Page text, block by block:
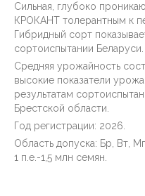
Сильная, глубоко
КРОКАНТ толерантным к
Гибридный сорт
сортоиспытании Беларуси.
Средняя урожайность
высокие показатели
результатам
Брестской области.
Год регистрации: 2026.
Область допуска: Бр, Вт,
1 п.е.-1,5 млн семян.